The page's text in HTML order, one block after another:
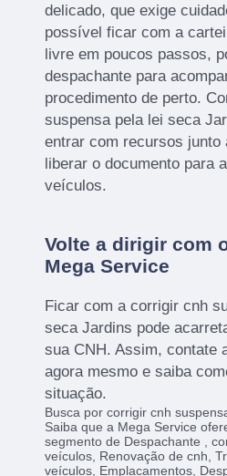
delicado, que exige
possível ficar com a
livre em poucos passos,
despachante para
procedimento de perto.
suspensa pela lei seca
entrar com recursos junto
liberar o documento para
veículos.
Volte a dirigir com
Mega Service
Ficar com a corrigir cnh
seca Jardins pode
sua CNH. Assim, contate
agora mesmo e saiba
situação.
Busca por corrigir cnh
Saiba que a Mega Service
segmento de Despachante ,
veículos, Renovação de cnh,
veículos, Emplacamentos,